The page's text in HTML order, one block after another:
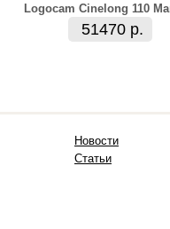
Logocam Cinelong 110
51470 р.
Новости
Статьи